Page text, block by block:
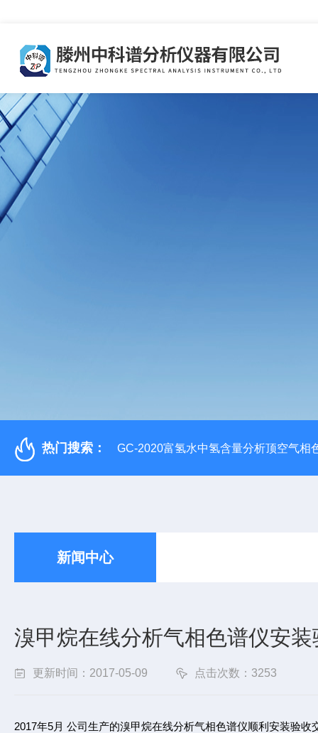
热门搜索： GC-2020富氢水中氢含量分析顶空气相
新闻中心
溴甲烷在线分析气相色谱仪安装
更新时间：2017-05-09 点击次数：3253
2017年5月 公司生产的溴甲烷在线分析气相色谱仪顺利安装验